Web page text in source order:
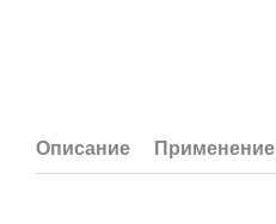
Описание Применение